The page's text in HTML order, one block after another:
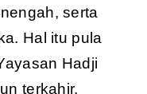
serta
Hal itu pula
Hadji
terkahir.